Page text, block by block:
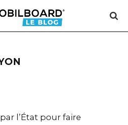
l’État pour faire